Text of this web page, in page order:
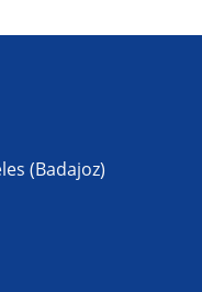
(Badajoz)